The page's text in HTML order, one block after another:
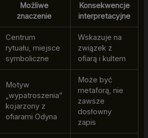
Możliwe
znaczenie
Konsekwencje
interpretacyjne
Centrum
rytuału, miejsce
symboliczne
Wskazuje na
związek z
ofiarą i kultem
Motyw
„wypatroszenia”
kojarzony z
ofiarami Odyna
Może być
metaforą, nie
zawsze
dosłowny
zapis